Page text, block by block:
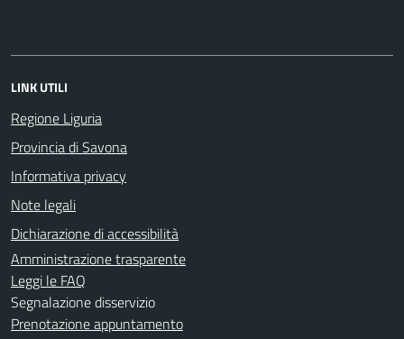
LINK UTILI
Regione Liguria
Provincia di Savona
Informativa privacy
Note legali
Dichiarazione di accessibilità
Amministrazione trasparente
Leggi le FAQ
Segnalazione disservizio
Prenotazione appuntamento